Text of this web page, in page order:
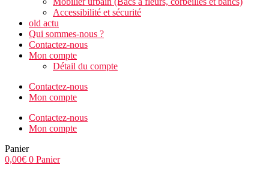
Accessibilité et sécurité
old actu
Qui sommes-nous ?
Contactez-nous
Mon compte
Détail du compte
Contactez-nous
Mon compte
Contactez-nous
Mon compte
Panier
0,00€ 0 Panier